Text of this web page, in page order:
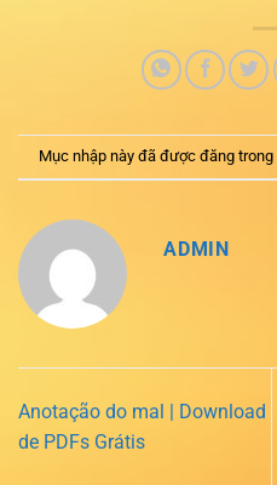
Mục nhập này đã được đăng trong
ADMIN
Anotação do mal | Download
de PDFs Grátis